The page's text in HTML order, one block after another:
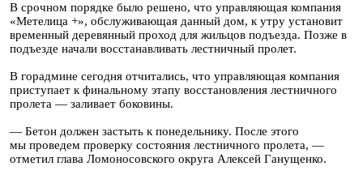
В срочном порядке было решено, что управляющая компания
«Метелица +», обслуживающая данный дом, к утру установит
временный деревянный проход для жильцов подъезда. Позже в
подъезде начали восстанавливать лестничный пролет.
В горадмине сегодня отчитались, что управляющая компания
приступает к финальному этапу восстановления лестничного
пролета — заливает боковины.
— Бетон должен застыть к понедельнику. После этого
мы проведем проверку состояния лестничного пролета, —
отметил глава Ломоносовского округа Алексей Ганущенко.